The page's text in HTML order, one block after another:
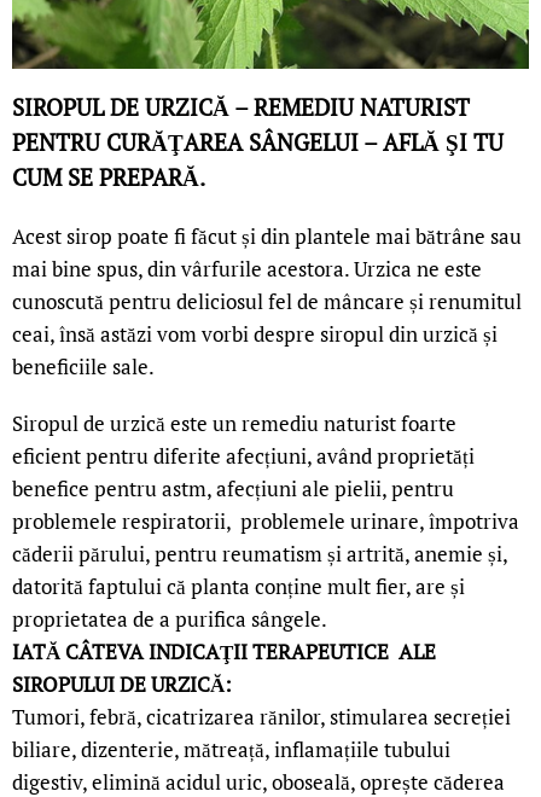
SIROPUL DE URZICĂ – REMEDIU NATURIST
PENTRU CURĂŢAREA SÂNGELUI – AFLĂ ŞI TU
CUM SE PREPARĂ.
Acest sirop poate fi făcut și din plantele mai bătrâne sau
mai bine spus, din vârfurile acestora.Urzica ne este
cunoscută pentru deliciosul fel de mâncare și renumitul
ceai, însă astăzi vom vorbi despre siropul din urzică și
beneficiile sale.
Siropul de urzică este un remediu naturist foarte
eficient pentru diferite afecțiuni, având proprietăți
benefice pentru astm, afecțiuni ale pielii, pentru
problemele respiratorii, problemele urinare, împotriva
căderii părului, pentru reumatism și artrită, anemie și,
datorită faptului că planta conține mult fier, are și
proprietatea de a purifica sângele.
IATĂ CÂTEVA INDICAŢII TERAPEUTICE ALE
SIROPULUI DE URZICĂ:
Tumori, febră, cicatrizarea rănilor, stimularea secreției
biliare, dizenterie, mătreață, inflamațiile tubului
digestiv, elimină acidul uric, oboseală, oprește căderea